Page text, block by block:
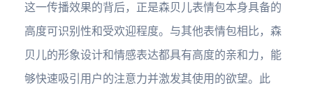
这一传播效果的背后，正是森贝儿表情包本身具备的
高度可识别性和受欢迎程度。与其他表情包相比，森
贝儿的形象设计和情感表达都具有高度的亲和力，能
够快速吸引用户的注意力并激发其使用的欲望。此